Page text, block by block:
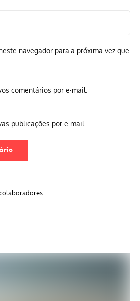
navegador para a próxima vez que
comentários por e-mail.
publicações por e-mail.